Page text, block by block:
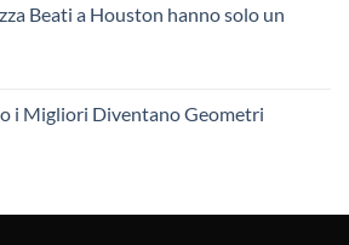
Beati a Houston hanno solo un
i Migliori Diventano Geometri